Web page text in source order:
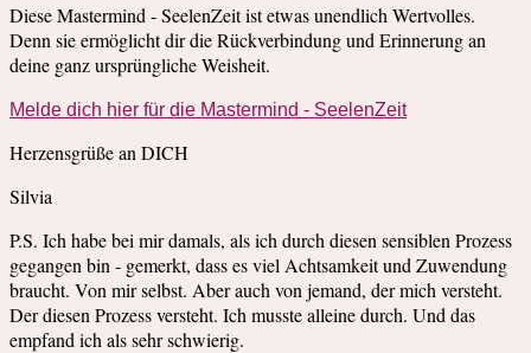
Diese Mastermind - SeelenZeit ist etwas unendlich Wertvolles.
Denn sie ermöglicht dir die Rückverbindung und Erinnerung an
deine ganz ursprüngliche Weisheit.
Melde dich hier für die Mastermind - SeelenZeit
Herzensgrüße an DICH
Silvia
P.S. Ich habe bei mir damals, als ich durch diesen sensiblen Prozess
gegangen bin - gemerkt, dass es viel Achtsamkeit und Zuwendung
braucht. Von mir selbst. Aber auch von jemand, der mich versteht.
Der diesen Prozess versteht. Ich musste alleine durch. Und das
empfand ich als sehr schwierig.